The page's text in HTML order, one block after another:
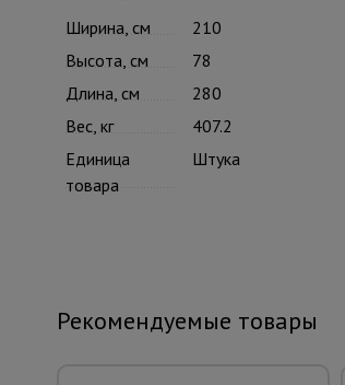
Ширина, см
210
Высота, см
78
Длина, см
280
Вес, кг
407.2
Единица
товара
Штука
Рекомендуемые товары